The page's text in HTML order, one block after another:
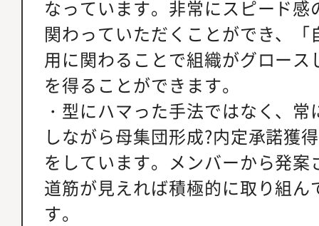
なっています。非常にスピード
関わっていただくことができ、
用に関わることで組織がグロー
を得ることができます。
・型にハマった手法ではなく、
しながら母集団形成?内定承諾獲
をしています。メンバーから発
道筋が見えれば積極的に取り組
す。